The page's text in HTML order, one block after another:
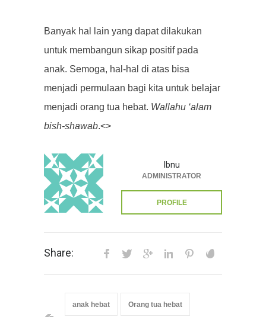
Banyak hal lain yang dapat dilakukan
untuk membangun sikap positif pada
anak. Semoga, hal-hal di atas bisa
menjadi permulaan bagi kita untuk belajar
menjadi orang tua hebat. Wallahu ‘alam
bish-shawab.<>
Ibnu
ADMINISTRATOR
PROFILE
Share:
anak hebat Orang tua hebat